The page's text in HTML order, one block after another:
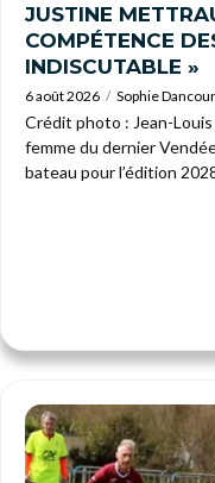
JUSTINE
COMPÉTENCE
INDISCUTABLE »
6 août 2026 Sophie
Crédit photo : Jean-
femme du dernier
bateau pour l’édition